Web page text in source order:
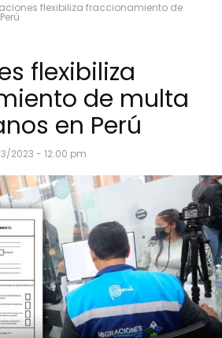
flexibiliza fraccionamiento de
flexibiliza
de multa
en Perú
2023 - 12:00 pm